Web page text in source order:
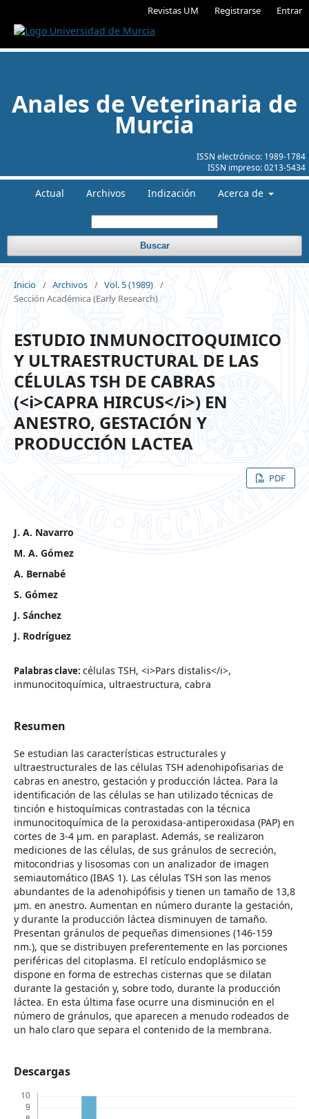
Revistas UM Registrarse Entrar
ISSN electrónico: 1989-1784
ISSN impreso:0213-5434
Anales de Veterinaria de
Murcia
Actual Archivos Indización Acerca de
Buscar
Inicio / Archivos / Vol. 5 (1989) /
Sección Académica (Early Research)
ESTUDIO INMUNOCITOQUIMICO
Y ULTRAESTRUCTURAL DE LAS
CÉLULAS TSH DE CABRAS
(<i>CAPRA HIRCUS</i>) EN
ANESTRO, GESTACIÓN Y
PRODUCCIÓN LACTEA
PDF
J. A. Navarro
M. A. Gómez
A. Bernabé
S. Gómez
J. Sánchez
J. Rodríguez
Palabras clave: células TSH, <i>Pars distalis</i>,
inmunocitoquímica, ultraestructura, cabra
Resumen
Se estudian las características estructurales y
ultraestructurales de las células TSH adenohipofisarias de
cabras en anestro, gestación y producción láctea. Para la
identificación de las células se han utilizado técnicas de
tinción e histoquímicas contrastadas con la técnica
inmunocitoquímica de la peroxidasa-antiperoxidasa (PAP) en
cortes de 3-4 µm. en paraplast. Además, se realizaron
mediciones de las células, de sus gránulos de secreción,
mitocondrias y lisosomas con un analizador de imagen
semiautomático (IBAS 1). Las células TSH son las menos
abundantes de la adenohipófisis y tienen un tamaño de 13,8
µm. en anestro. Aumentan en número durante la gestación,
y durante la producción láctea disminuyen de tamaño.
Presentan gránulos de pequeñas dimensiones (146-159
nm.), que se distribuyen preferentemente en las porciones
periféricas del citoplasma. El retículo endoplásmico se
dispone en forma de estrechas cisternas que se dilatan
durante la gestación y, sobre todo, durante la producción
láctea. En esta última fase ocurre una disminución en el
número de gránulos, que aparecen a menudo rodeados de
un halo claro que separa el contenido de la membrana.
Descargas